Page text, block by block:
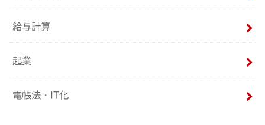
給与計算
起業
電帳法・IT化